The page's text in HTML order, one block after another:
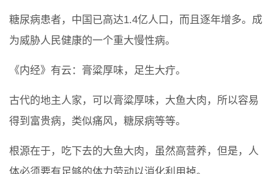
糖尿病患者，中国已高达1.4亿人口，而且逐年增多。成
为威胁人民健康的一个重大慢性病。
《内经》有云：膏粱厚味，足生大疔。
古代的地主人家，可以膏粱厚味，大鱼大肉，所以容易
得到富贵病，类似痛风，糖尿病等等。
根源在于，吃下去的大鱼大肉，虽然高营养，但是，人